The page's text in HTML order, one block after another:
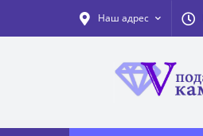
Наш адрес